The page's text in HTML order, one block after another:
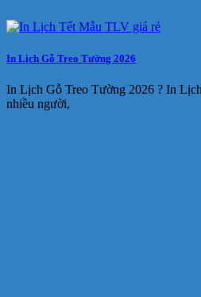
In Lịch Gỗ Treo Tường 2026
In Lịch Gỗ Treo Tường 2026 ? In
nhiều người,